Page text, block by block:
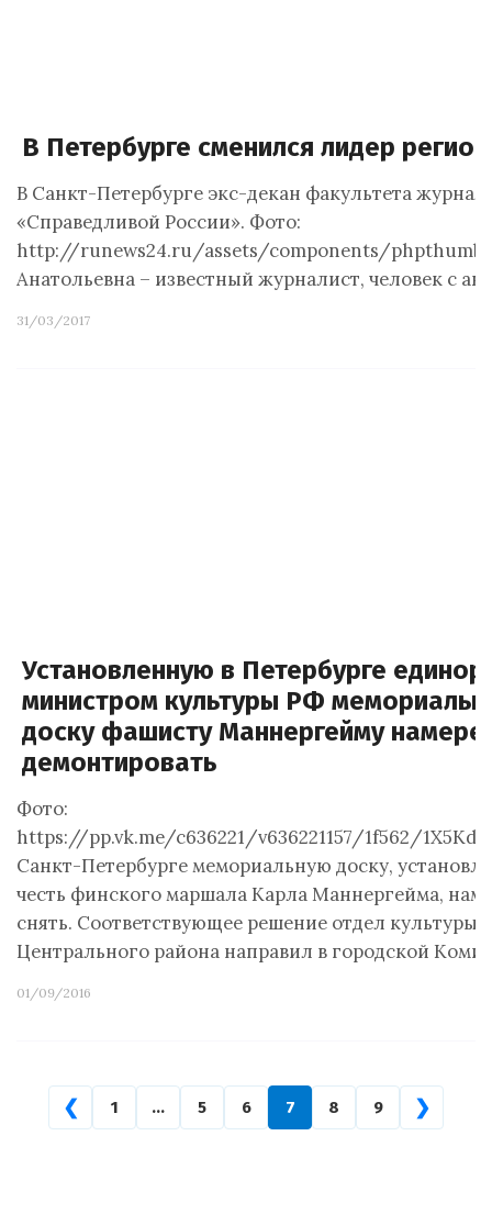
В Петербурге сменился лидер
В Санкт-Петербурге экс-декан факультета
«Справедливой России». Фото:
http://runews24.ru/assets/components/phpthumbof/
Анатольевна – известный журналист, человек с
31/03/2017
Установленную в Петербурге
министром культуры РФ
доску фашисту Маннергейму
демонтировать
Фото:
https://pp.vk.me/c636221/v636221157/1f562/
Санкт-Петербурге мемориальную доску,
честь финского маршала Карла Маннергейма,
снять. Соответствующее решение отдел культуры
Центрального района направил в городской
01/09/2016
❮ 1 … 5 6 7 8 9 ❯